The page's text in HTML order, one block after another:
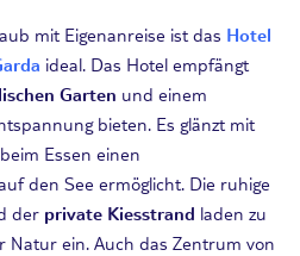
mit Eigenanreise ist das Hotel
ideal. Das Hotel empfängt
Garten und einem
bieten. Es glänzt mit
Essen einen
den See ermöglicht. Die ruhige
der private Kiesstrand laden zu
ein. Auch das Zentrum von